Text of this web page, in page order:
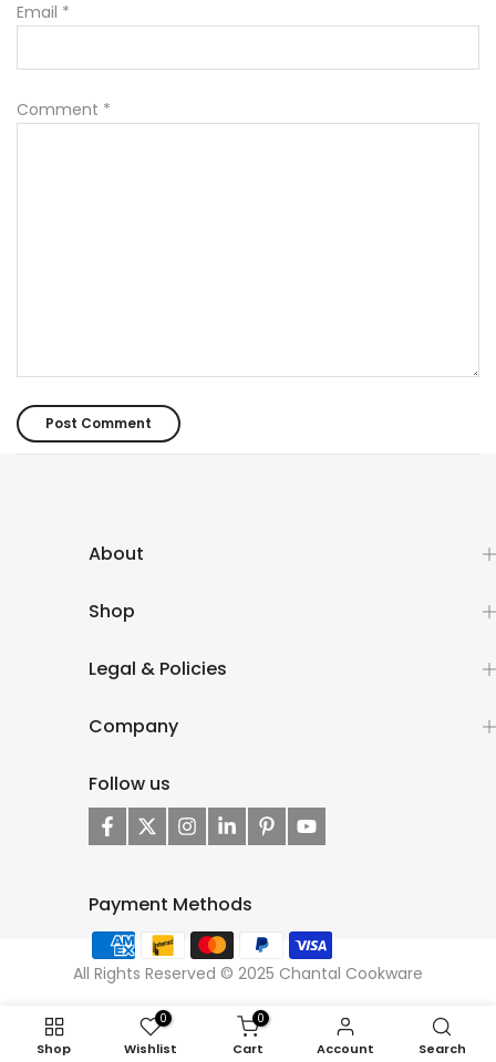
Email *
Comment *
About
Shop
Legal & Policies
Company
Follow us
Payment Methods
All Rights Reserved © 2025 Chantal Cookware
Shop
0
Wishlist
0
Cart Account Search